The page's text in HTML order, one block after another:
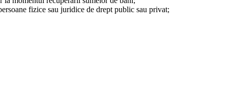
fizice sau juridice de drept public sau privat;